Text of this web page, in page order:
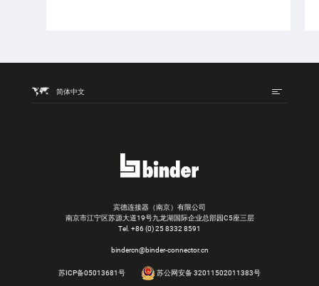
简体中文
宾德连接器（南京）有限公司
南京市江宁区苏源大道19号九龙湖国际企业总部园C5座三层
Tel. +86 (0) 25 8332 8591
bindercn@binder-connector.cn
苏ICP备05013681号 苏公网安备 32011502011383号